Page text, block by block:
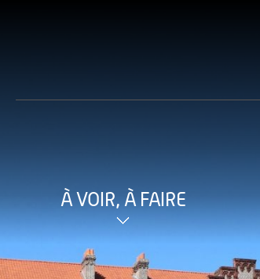
À VOIR, À FAIRE